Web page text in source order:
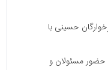
حسینی با
حضور مسئولان و